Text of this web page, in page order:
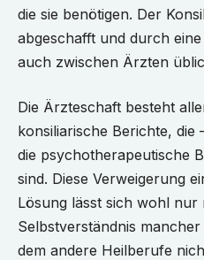
die sie benötigen. Der
abgeschafft und durch
auch zwischen Ärzten
Die Ärzteschaft besteht
konsiliarische Berichte, die
die psychotherapeutische
sind. Diese Verweigerung
Lösung lässt sich wohl nur
Selbstverständnis
dem andere Heilberufe